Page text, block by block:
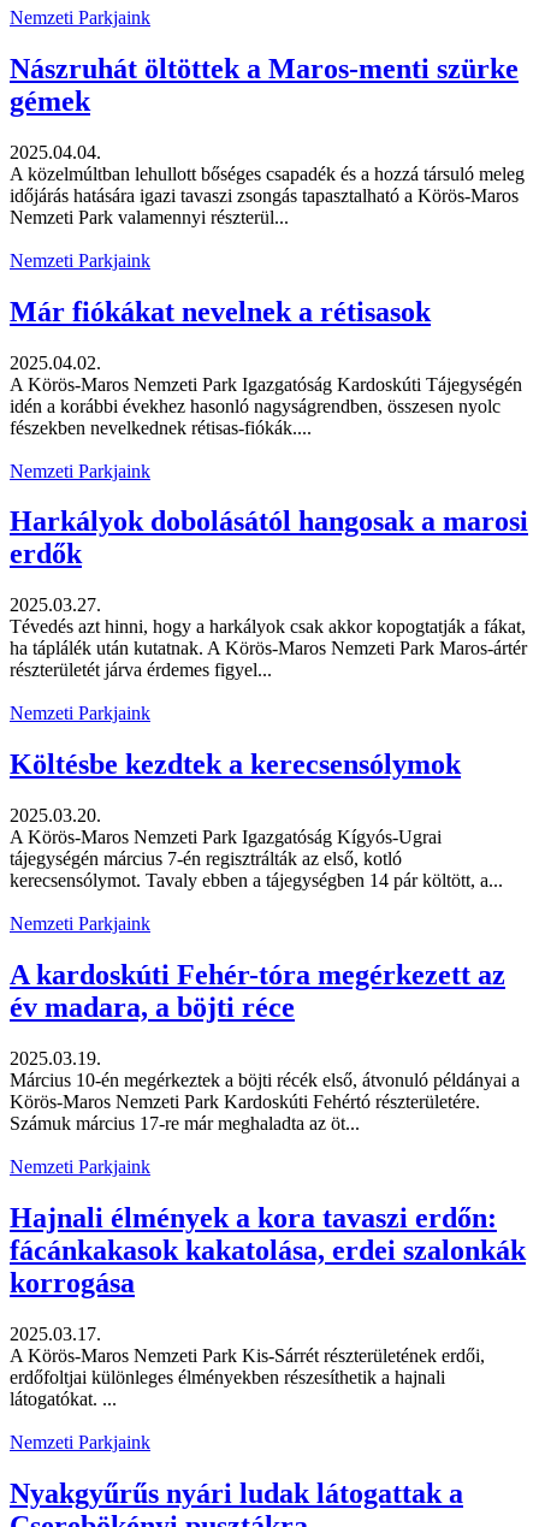
Nemzeti Parkjaink
Nászruhát öltöttek a Maros-menti szürke
gémek
2025.04.04.
A közelmúltban lehullott bőséges csapadék és a hozzá társuló meleg
időjárás hatására igazi tavaszi zsongás tapasztalható a Körös-Maros
Nemzeti Park valamennyi részterül...
Nemzeti Parkjaink
Már fiókákat nevelnek a rétisasok
2025.04.02.
A Körös-Maros Nemzeti Park Igazgatóság Kardoskúti Tájegységén
idén a korábbi évekhez hasonló nagyságrendben, összesen nyolc
fészekben nevelkednek rétisas-fiókák....
Nemzeti Parkjaink
Harkályok dobolásától hangosak a marosi
erdők
2025.03.27.
Tévedés azt hinni, hogy a harkályok csak akkor kopogtatják a fákat,
ha táplálék után kutatnak. A Körös-Maros Nemzeti Park Maros-ártér
részterületét járva érdemes figyel...
Nemzeti Parkjaink
Költésbe kezdtek a kerecsensólymok
2025.03.20.
A Körös-Maros Nemzeti Park Igazgatóság Kígyós-Ugrai
tájegységén március 7-én regisztrálták az első, kotló
kerecsensólymot. Tavaly ebben a tájegységben 14 pár költött, a...
Nemzeti Parkjaink
A kardoskúti Fehér-tóra megérkezett az
év madara, a böjti réce
2025.03.19.
Március 10-én megérkeztek a böjti récék első, átvonuló példányai a
Körös-Maros Nemzeti Park Kardoskúti Fehértó részterületére.
Számuk március 17-re már meghaladta az öt...
Nemzeti Parkjaink
Hajnali élmények a kora tavaszi erdőn:
fácánkakasok kakatolása, erdei szalonkák
korrogása
2025.03.17.
A Körös-Maros Nemzeti Park Kis-Sárrét részterületének erdői,
erdőfoltjai különleges élményekben részesíthetik a hajnali
látogatókat. ...
Nemzeti Parkjaink
Nyakgyűrűs nyári ludak látogattak a